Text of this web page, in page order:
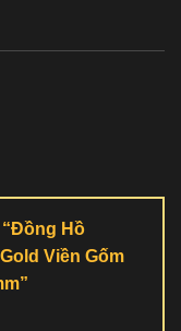
Hồ
Viền Gốm